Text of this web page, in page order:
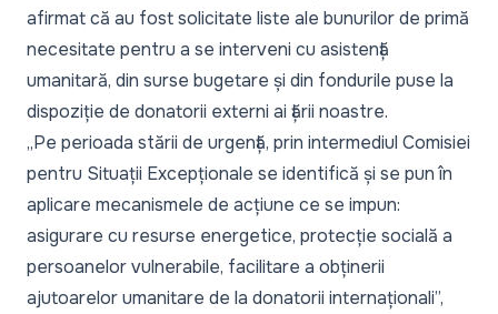
afirmat că au fost solicitate liste ale bunurilor de primă
necesitate pentru a se interveni cu asistență
umanitară, din surse bugetare și din fondurile puse la
dispoziție de donatorii externi ai țării noastre.
„Pe perioada stării de urgență, prin intermediul Comisiei
pentru Situații Excepționale se identifică și se pun în
aplicare mecanismele de acțiune ce se impun:
asigurare cu resurse energetice, protecție socială a
persoanelor vulnerabile, facilitare a obținerii
ajutoarelor umanitare de la donatorii internaționali”,